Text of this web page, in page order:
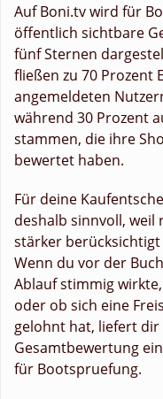
Auf Boni.tv wird für
öffentlich sichtbare
fünf Sternen
fließen zu 70 Prozent
angemeldeten
während 30 Prozent
stammen, die ihre
bewertet haben.
Für deine
deshalb sinnvoll, weil
stärker
Wenn du vor der
Ablauf stimmig
oder ob sich eine
gelohnt hat, liefert
Gesamtbewertung
für Bootspruefung.